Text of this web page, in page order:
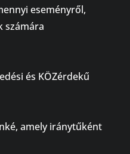
eseményről,
számára
és KÖZérdekű
amely iránytűként